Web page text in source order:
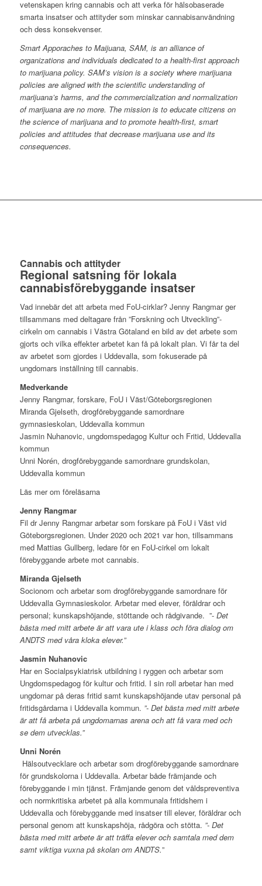
vetenskapen kring cannabis och att verka för hälsobaserade
smarta insatser och attityder som minskar cannabisanvändning
och dess konsekvenser.
Smart Apporaches to Maijuana, SAM, is an alliance of
organizations and individuals dedicated to a health-first approach
to marijuana policy. SAM’s vision is a society where marijuana
policies are aligned with the scientific understanding of
marijuana’s harms, and the commercialization and normalization
of marijuana are no more. The mission is to educate citizens on
the science of marijuana and to promote health-first, smart
policies and attitudes that decrease marijuana use and its
consequences.
Cannabis och attityder
Regional satsning för lokala
cannabisförebyggande insatser
Vad innebär det att arbeta med FoU-cirklar? Jenny Rangmar ger
tillsammans med deltagare från ”Forskning och Utveckling”-
cirkeln om cannabis i Västra Götaland en bild av det arbete som
gjorts och vilka effekter arbetet kan få på lokalt plan. Vi får ta del
av arbetet som gjordes i Uddevalla, som fokuserade på
ungdomars inställning till cannabis.
Medverkande
Jenny Rangmar, forskare, FoU i Väst/Göteborgsregionen
Miranda Gjelseth, drogförebyggande samordnare
gymnasieskolan, Uddevalla kommun
Jasmin Nuhanovic, ungdomspedagog Kultur och Fritid, Uddevalla
kommun
Unni Norén, drogförebyggande samordnare grundskolan,
Uddevalla kommun
Läs mer om föreläsarna
Jenny Rangmar
Fil dr Jenny Rangmar arbetar som forskare på FoU i Väst vid
Göteborgsregionen. Under 2020 och 2021 var hon, tillsammans
med Mattias Gullberg, ledare för en FoU-cirkel om lokalt
förebyggande arbete mot cannabis.
Miranda Gjelseth
Socionom och arbetar som drogförebyggande samordnare för
Uddevalla Gymnasieskolor. Arbetar med elever, föräldrar och
personal; kunskapshöjande, stöttande och rådgivande. ”- Det
bästa med mitt arbete är att vara ute i klass och föra dialog om
ANDTS med våra kloka elever.”
Jasmin Nuhanovic
Har en Socialpsykiatrisk utbildning i ryggen och arbetar som
Ungdomspedagog för kultur och fritid. I sin roll arbetar han med
ungdomar på deras fritid samt kunskapshöjande utav personal på
fritidsgårdarna i Uddevalla kommun. ”- Det bästa med mitt arbete
är att få arbeta på ungdomarnas arena och att få vara med och
se dem utvecklas.”
Unni Norén
Hälsoutvecklare och arbetar som drogförebyggande samordnare
för grundskolorna i Uddevalla. Arbetar både främjande och
förebyggande i min tjänst. Främjande genom det våldspreventiva
och normkritiska arbetet på alla kommunala fritidshem i
Uddevalla och förebyggande med insatser till elever, föräldrar och
personal genom att kunskapshöja, rådgöra och stötta. ”- Det
bästa med mitt arbete är att träffa elever och samtala med dem
samt viktiga vuxna på skolan om ANDTS.”